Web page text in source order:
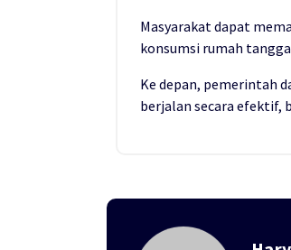
Masyarakat dapat
konsumsi rumah
Ke depan, pemerintah
berjalan secara efektif,